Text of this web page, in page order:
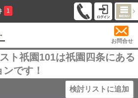
1
お問合せ
ト祇園101は祇園四条にある
です！
検討リストに追加